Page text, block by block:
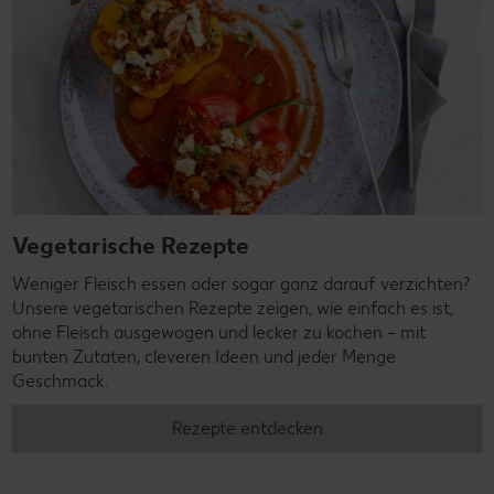
Vegetarische Rezepte
Weniger Fleisch essen oder sogar ganz darauf verzichten?
Unsere vegetarischen Rezepte zeigen, wie einfach es ist,
ohne Fleisch ausgewogen und lecker zu kochen – mit
bunten Zutaten, cleveren Ideen und jeder Menge
Geschmack.
Rezepte entdecken